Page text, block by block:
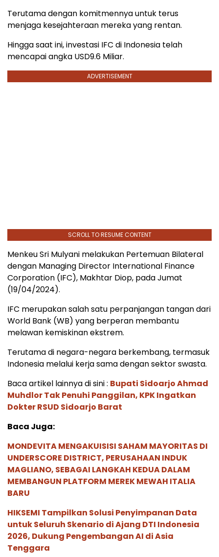
Terutama dengan komitmennya untuk terus
menjaga kesejahteraan mereka yang rentan.
Hingga saat ini, investasi IFC di Indonesia telah
mencapai angka USD9.6 Miliar.
ADVERTISEMENT
SCROLL TO RESUME CONTENT
Menkeu Sri Mulyani melakukan Pertemuan Bilateral
dengan Managing Director International Finance
Corporation (IFC), Makhtar Diop, pada Jumat
(19/04/2024).
IFC merupakan salah satu perpanjangan tangan dari
World Bank (WB) yang berperan membantu
melawan kemiskinan ekstrem.
Terutama di negara-negara berkembang, termasuk
Indonesia melalui kerja sama dengan sektor swasta.
Baca artikel lainnya di sini : Bupati Sidoarjo Ahmad
Muhdlor Tak Penuhi Panggilan, KPK Ingatkan
Dokter RSUD Sidoarjo Barat
Baca Juga:
MONDEVITA MENGAKUISISI SAHAM MAYORITAS DI
UNDERSCORE DISTRICT, PERUSAHAAN INDUK
MAGLIANO, SEBAGAI LANGKAH KEDUA DALAM
MEMBANGUN PLATFORM MEREK MEWAH ITALIA
BARU
HIKSEMI Tampilkan Solusi Penyimpanan Data
untuk Seluruh Skenario di Ajang DTI Indonesia
2026, Dukung Pengembangan AI di Asia
Tenggara